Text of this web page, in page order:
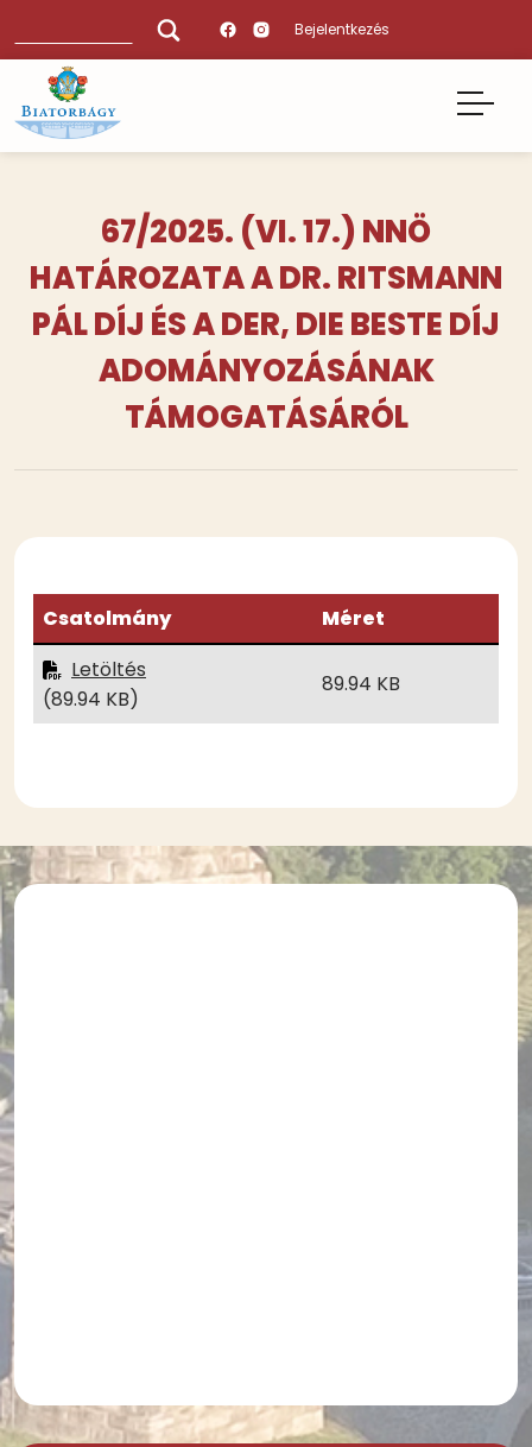
tartalomra
Bejelentkezés
67/2025. (VI. 17.) NNÖ
HATÁROZATA A DR. RITSMANN
PÁL DÍJ ÉS A DER, DIE BESTE DÍJ
ADOMÁNYOZÁSÁNAK
TÁMOGATÁSÁRÓL
Csatolmány
Méret
Letöltés
(89.94 KB)
89.94 KB